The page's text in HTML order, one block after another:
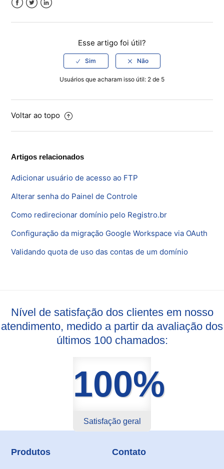
Esse artigo foi útil?
Usuários que acharam isso útil: 2 de 5
Voltar ao topo
Artigos relacionados
Adicionar usuário de acesso ao FTP
Alterar senha do Painel de Controle
Como redirecionar domínio pelo Registro.br
Configuração da migração Google Workspace via OAuth
Validando quota de uso das contas de um domínio
Nível de satisfação dos clientes em nosso
atendimento, medido a partir da avaliação dos
últimos 100 chamados:
100%
Satisfação geral
Produtos Contato